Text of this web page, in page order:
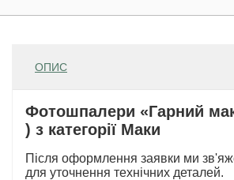
ОПИС
Фотошпалери «Гарний
) з категорії Маки
Після оформлення заявки ми
для уточнення технічних деталей.